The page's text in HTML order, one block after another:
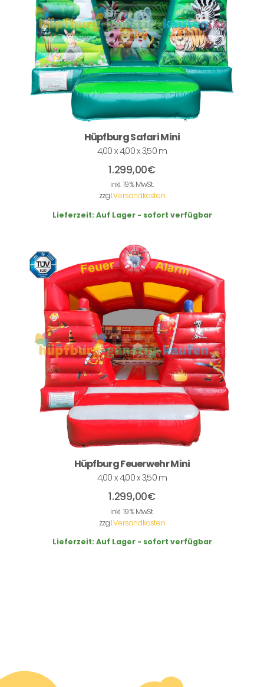
Hüpfburg Safari Mini
4,00 x 4,00 x 3,50 m
1.299,00€
inkl. 19 % MwSt.
zzgl.Versandkosten
Lieferzeit: Auf Lager - sofort verfügbar
Hüpfburg Feuerwehr Mini
4,00 x 4,00 x 3,50 m
1.299,00€
inkl. 19 % MwSt.
zzgl.Versandkosten
Lieferzeit: Auf Lager - sofort verfügbar